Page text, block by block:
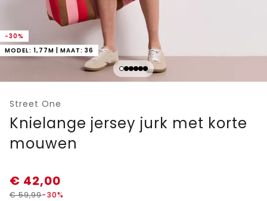
-30%
MODEL: 1,77M | MAAT: 36
Street One
Knielange jersey jurk met korte
mouwen
€ 42,00
€59,99-30%